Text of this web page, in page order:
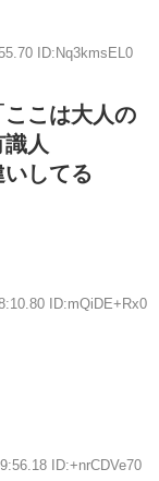
ID:Nq3kmsEL0
こは大人の
人
してる
ID:mQiDE+Rx0
ID:+nrCDVe70